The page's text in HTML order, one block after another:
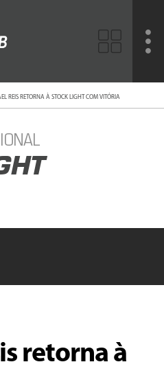
REIS RETORNA À STOCK LIGHT COM VITÓRIA
retorna à